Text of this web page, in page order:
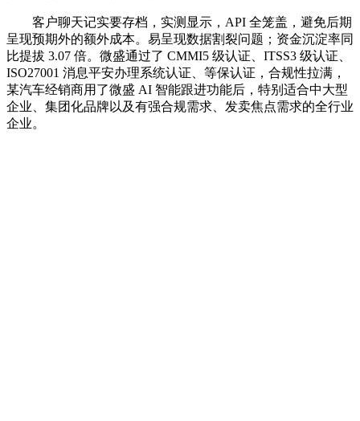
客户聊天记实要存档，实测显示，API 全笼盖，避免后期
呈现预期外的额外成本。易呈现数据割裂问题；资金沉淀率同
比提拔 3.07 倍。微盛通过了 CMMI5 级认证、ITSS3 级认证、
ISO27001 消息平安办理系统认证、等保认证，合规性拉满，
某汽车经销商用了微盛 AI 智能跟进功能后，特别适合中大型
企业、集团化品牌以及有强合规需求、发卖焦点需求的全行业
企业。